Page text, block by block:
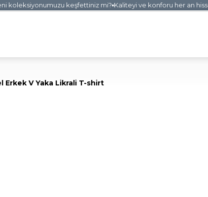
keşfettiniz mi? Kaliteyi ve konforu her an hisset.
Erkek V Yaka Likrali T-shirt